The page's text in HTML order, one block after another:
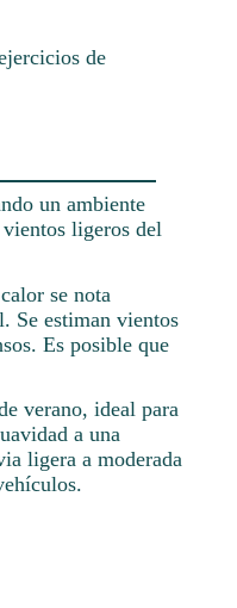
de
un ambiente
ligeros del
se nota
Se estiman vientos
Es posible que
verano, ideal para
a una
ligera a moderada